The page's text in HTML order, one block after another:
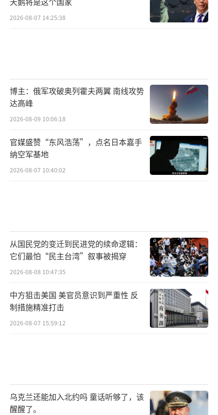
（责任编辑：张小花 TT1000）
2026-08-07 14:25:38
博主：俄军攻破奥列霍夫两翼 南线攻势
达高峰
2026-08-09 10:06:18
官媒盛赞“东风浩荡”，点名日本嘉手
纳空军基地
2026-08-07 10:40:02
从国民党的变迁到民进党的续命逻辑：
它们最怕“民主台湾”叙事被揭穿
2026-08-08 10:47:35
中方狙击美国 美官员意识到严重性 反
制措施精准打击
2026-08-07 15:59:12
乌克兰还能加入北约吗 童话听够了，该
醒醒了。